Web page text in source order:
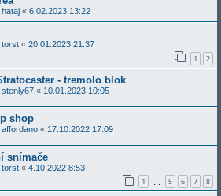
hataj « 6.02.2023 13:22
torst « 20.01.2023 21:37
1 2
- tremolo blok
stenly67 « 10.01.2023 10:05
shop
affordano « 17.10.2022 17:09
snímače
torst « 4.10.2022 8:53
1 5 6 7 8